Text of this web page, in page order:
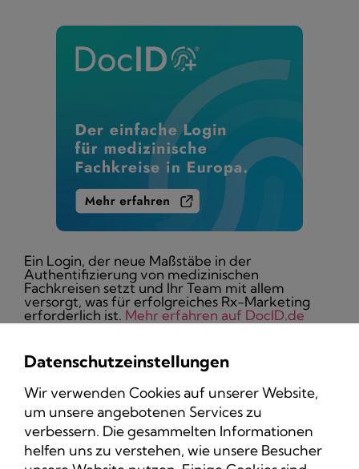
Ein Login, der neue Maßstäbe in der
Authentifizierung von medizinischen
Fachkreisen setzt und Ihr Team mit allem
versorgt, was für erfolgreiches Rx-Marketing
erforderlich ist. Mehr erfahren auf DocID.de
Datenschutz
Impressum
Datenschutzeinstellungen
Wir verwenden Cookies auf unserer Website,
um unsere angebotenen Services zu
verbessern. Die gesammelten Informationen
helfen uns zu verstehen, wie unsere Besucher